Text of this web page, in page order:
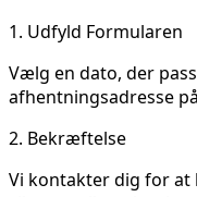
1. Udfyld Formularen
Vælg en dato, der
afhentningsadresse
2. Bekræftelse
Vi kontakter dig for